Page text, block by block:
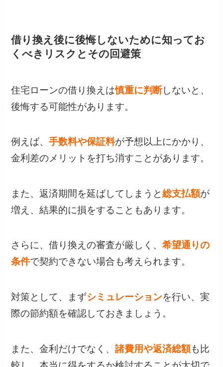
借り換え後に後悔しないために知ってお
くべきリスクとその回避策
住宅ローンの借り換えは慎重に判断しないと、
後悔する可能性があります。
例えば、手数料や保証料が予想以上にかかり、
金利差のメリットを打ち消すことがあります。
また、返済期間を延ばしてしまうと総支払額が
増え、結果的に損をすることもあります。
さらに、借り換えの審査が厳しく、希望通りの
条件で契約できない場合も考えられます。
対策として、まずシミュレーションを行い、実
際の節約額を確認しておきましょう。
また、金利だけでなく、諸費用や返済総額も比